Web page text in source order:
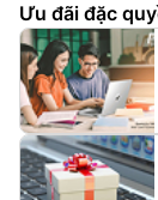
Ưu đãi đặc